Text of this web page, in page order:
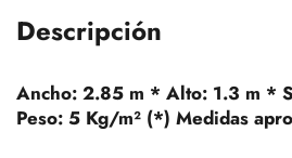
Descripción
Ancho: 2.85 m * Alto: 1.3 m *
Peso: 5 Kg/m² (*) Medidas